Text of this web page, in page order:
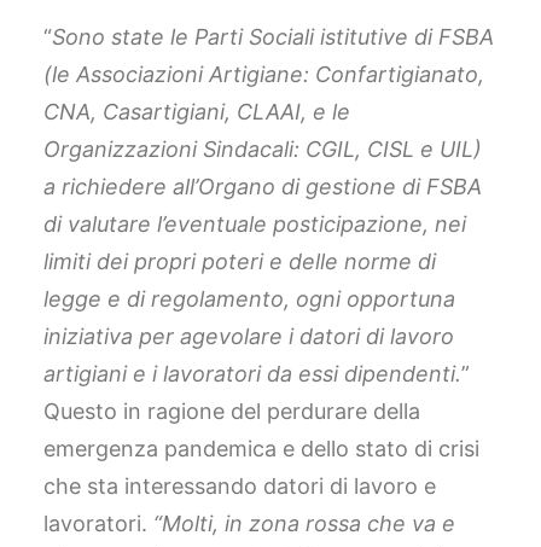
“Sono state le Parti Sociali istitutive di FSBA
(le Associazioni Artigiane: Confartigianato,
CNA, Casartigiani, CLAAI, e le
Organizzazioni Sindacali: CGIL, CISL e UIL)
a richiedere all’Organo di gestione di FSBA
di valutare l’eventuale posticipazione, nei
limiti dei propri poteri e delle norme di
legge e di regolamento, ogni opportuna
iniziativa per agevolare i datori di lavoro
artigiani e i lavoratori da essi dipendenti.”
Questo in ragione del perdurare della
emergenza pandemica e dello stato di crisi
che sta interessando datori di lavoro e
lavoratori. “Molti, in zona rossa che va e